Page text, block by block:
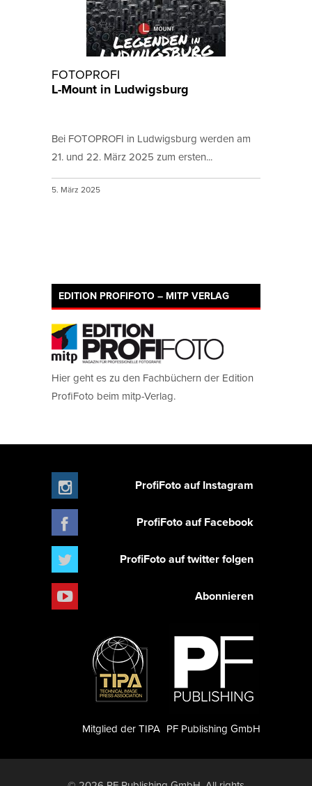
FOTOPROFI
L-Mount in Ludwigsburg
Bei FOTOPROFI in Ludwigsburg werden am
21. und 22. März 2025 zum ersten...
5. März 2025
EDITION PROFIFOTO – MITP VERLAG
Hier geht es zu den Fachbüchern der Edition
ProfiFoto beim mitp-Verlag.
ProfiFoto auf Instagram
ProfiFoto auf Facebook
ProfiFoto auf twitter folgen
Abonnieren
PF Publishing GmbH
Mitglied der TIPA